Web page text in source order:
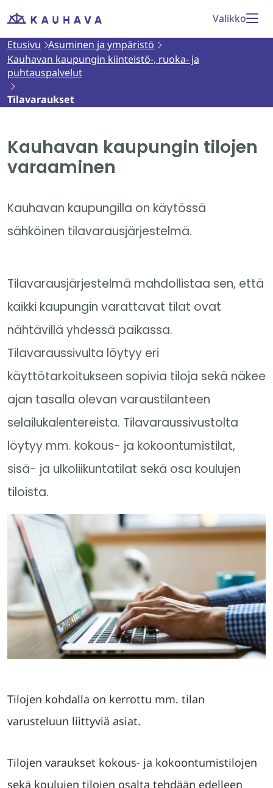
Siirry
Etusivu
Valikko
Etusivu Asuminen ja ympäristö
Kauhavan kaupungin kiinteistö-, ruoka- ja
puhtauspalvelut
Tilavaraukset
Kauhavan kaupungin tilojen
varaaminen
Kauhavan kaupungilla on käytössä
sähköinen tilavarausjärjestelmä.
Tilavarausjärjestelmä mahdollistaa sen, että
kaikki kaupungin varattavat tilat ovat
nähtävillä yhdessä paikassa.
Tilavaraussivulta löytyy eri
käyttötarkoitukseen sopivia tiloja sekä näkee
ajan tasalla olevan varaustilanteen
selailukalentereista. Tilavaraussivustolta
löytyy mm. kokous- ja kokoontumistilat,
sisä- ja ulkoliikuntatilat sekä osa koulujen
tiloista.
Tilojen kohdalla on kerrottu mm. tilan
varusteluun liittyviä asiat.
Tilojen varaukset kokous- ja kokoontumistilojen
sekä koulujen tilojen osalta tehdään edelleen